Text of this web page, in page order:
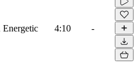
4:10 -